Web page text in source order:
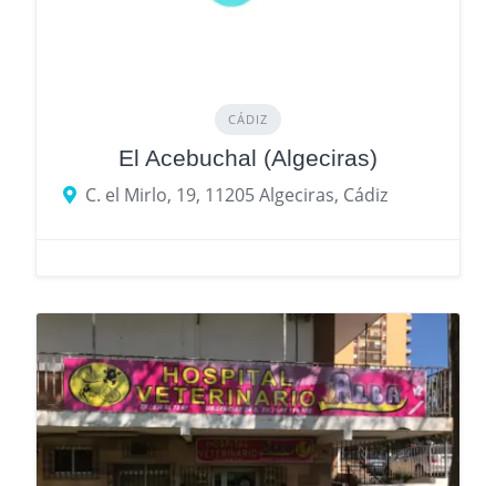
CÁDIZ
El Acebuchal (Algeciras)
C. el Mirlo, 19, 11205 Algeciras, Cádiz